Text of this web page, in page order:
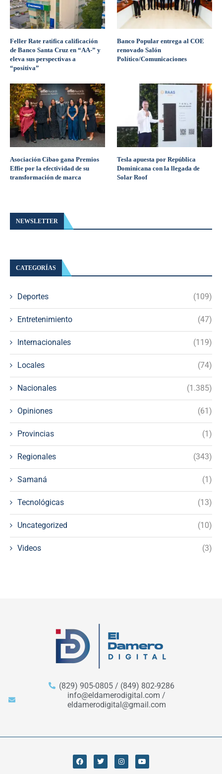
Feller Rate ratifica calificación
de Banco Santa Cruz en “AA-” y
eleva sus perspectivas a
“positiva”
Banco Popular entrega al COE
renovado Salón
Político/Comunicaciones
Asociación Cibao gana Premios
Effie por la efectividad de su
transformación de marca
Tesla apuesta por República
Dominicana con la llegada de
Solar Roof
NEWSLETTER
CATEGORÍAS
Deportes (109)
Entretenimiento (47)
Internacionales (119)
Locales (74)
Nacionales (1.385)
Opiniones (61)
Provincias (1)
Regionales (343)
Samaná (1)
Tecnológicas (13)
Uncategorized (10)
Videos (3)
(829) 905-0805 / (849) 802-9286
info@eldamerodigital.com /
eldamerodigital@gmail.com